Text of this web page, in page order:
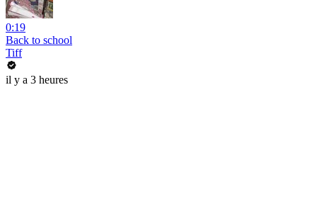
0:19
Back to school
Tiff
il y a 3 heures